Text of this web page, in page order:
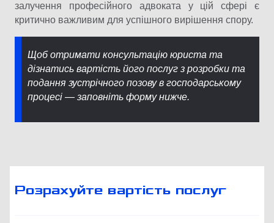
залучення професійного адвоката у цій сфері є
критично важливим для успішного вирішення спору.
Щоб отримати консультацію юриста та
дізнатись вартість його послуг з розробки та
подання зустрічного позову в господарському
процесі — заповніть форму нижче.
Розрахуйте вартість послуг